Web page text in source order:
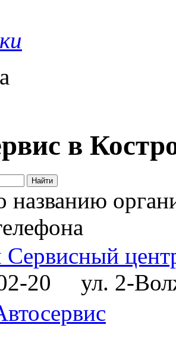
в
названию
20
ул. 2-